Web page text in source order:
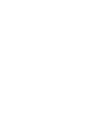
trong lãnh vực